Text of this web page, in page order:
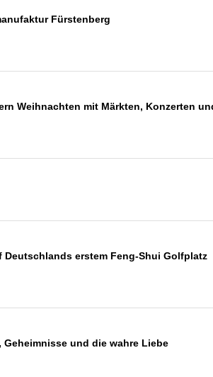
Fürstenberg
Weihnachten mit Märkten, Konzerten
erstem Feng-Shui Golfplatz
und die wahre Liebe